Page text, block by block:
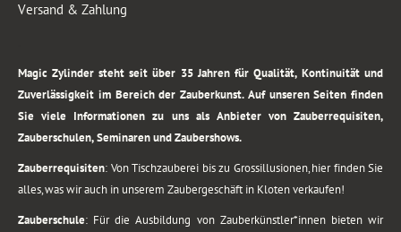
Versand & Zahlung
Magic Zylinder steht seit über 35 Jahren für Qualität, Kontinuität und
Zuverlässigkeit im Bereich der Zauberkunst. Auf unseren Seiten finden
Sie viele Informationen zu uns als Anbieter von Zauberrequisiten,
Zauberschulen, Seminaren und Zaubershows.
Zauberrequisiten: Von Tischzauberei bis zu Grossillusionen, hier finden Sie
alles, was wir auch in unserem Zaubergeschäft in Kloten verkaufen!
Zauberschule: Für die Ausbildung von Zauberkünstler*innen bieten wir